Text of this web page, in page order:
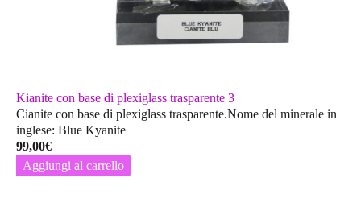
Kianite con base di plexiglass trasparente 3
Cianite con base di plexiglass trasparente.Nome del minerale in
inglese: Blue Kyanite
99,00€
Aggiungi al carrello